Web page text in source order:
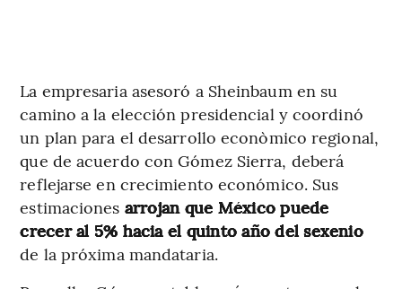
La empresaria asesoró a Sheinbaum en su
camino a la elección presidencial y coordinó
un plan para el desarrollo econòmico regional,
que de acuerdo con Gómez Sierra, deberá
reflejarse en crecimiento económico. Sus
estimaciones arrojan que México puede
crecer al 5% hacia el quinto año del sexenio
de la próxima mandataria.